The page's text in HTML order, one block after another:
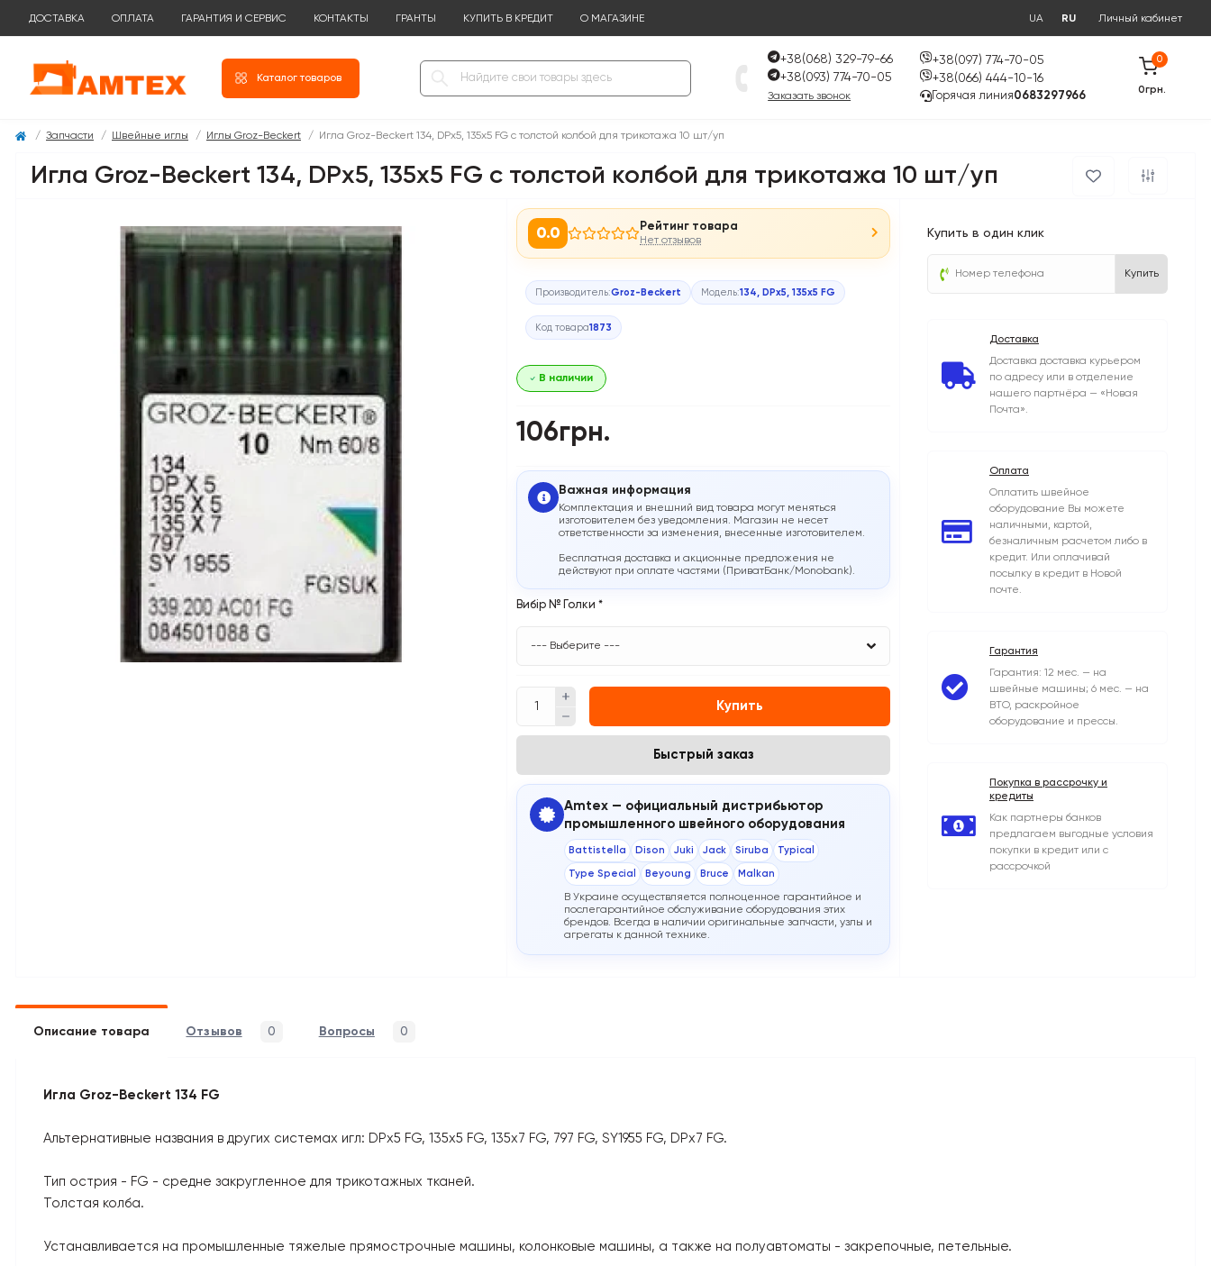
ДОСТАВКА ОПЛАТА ГАРАНТИЯ И СЕРВИС КОНТАКТЫ ГРАНТЫ КУПИТЬ В КРЕДИТ О МАГАЗИНЕ UA RU Личный кабинет
Каталог товаров
+38(068) 329-79-66
+38(093) 774-70-05
Заказать звонок
+38(097) 774-70-05
+38(066) 444-10-16
Горячая линия0683297966
0
0грн.
Запчасти Швейные иглы Иглы Groz-Beckert Игла Groz-Beckert 134, DPx5, 135x5 FG с толстой колбой для трикотажа 10 шт/уп
Игла Groz-Beckert 134, DPx5, 135x5 FG с толстой колбой для трикотажа 10 шт/уп
0.0 Рейтинг товара
Нет отзывов
Производитель:Groz-Beckert Модель:134, DPx5, 135x5 FG
Код товара1873
В наличии
106грн.
Важная информация
Комплектация и внешний вид товара могут меняться
изготовителем без уведомления. Магазин не несет
ответственности за изменения, внесенные изготовителем.
Бесплатная доставка и акционные предложения не
действуют при оплате частями (ПриватБанк/Monobank).
Вибір № Голки *
Купить
Быстрый заказ
Amtex — официальный дистрибьютор
промышленного швейного оборудования
Battistella Dison Juki Jack Siruba Typical
Type Special Beyoung Bruce Malkan
В Украине осуществляется полноценное гарантийное и
послегарантийное обслуживание оборудования этих
брендов. Всегда в наличии оригинальные запчасти, узлы и
агрегаты к данной технике.
Купить в один клик
Купить
Доставка
Доставка доставка курьером
по адресу или в отделение
нашего партнёра — «Новая
Почта».
Оплата
Оплатить швейное
оборудование Вы можете
наличными, картой,
безналичным расчетом либо в
кредит. Или оплачивай
посылку в кредит в Новой
почте.
Гарантия
Гарантия: 12 мес. — на
швейные машины; 6 мес. — на
ВТО, раскройное
оборудование и прессы.
Покупка в рассрочку и
кредиты
Как партнеры банков
предлагаем выгодные условия
покупки в кредит или с
рассрочкой
Описание товара Отзывов 0 Вопросы 0
Игла Groz-Beckert 134 FG
Альтернативные названия в других системах игл: DPx5 FG, 135x5 FG, 135x7 FG, 797 FG, SY1955 FG, DPx7 FG.
Тип острия - FG - средне закругленное для трикотажных тканей.
Толстая колба.
Устанавливается на промышленные тяжелые прямострочные машины, колонковые машины, а также на полуавтоматы - закрепочные, петельные.